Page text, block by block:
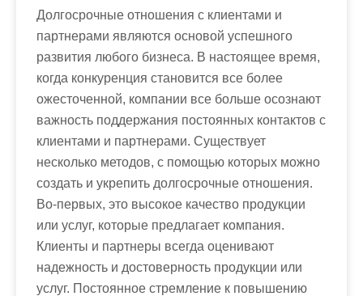
Долгосрочные отношения с клиентами и
партнерами являются основой успешного
развития любого бизнеса. В настоящее время,
когда конкуренция становится все более
ожесточенной, компании все больше осознают
важность поддержания постоянных контактов с
клиентами и партнерами. Существует
несколько методов, с помощью которых можно
создать и укрепить долгосрочные отношения.
Во-первых, это высокое качество продукции
или услуг, которые предлагает компания.
Клиенты и партнеры всегда оценивают
надежность и достоверность продукции или
услуг. Постоянное стремление к повышению